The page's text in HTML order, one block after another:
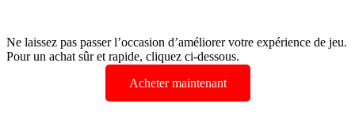
Ne laissez pas passer l’occasion d’améliorer votre expérience de jeu.
Pour un achat sûr et rapide, cliquez ci-dessous.
Acheter maintenant